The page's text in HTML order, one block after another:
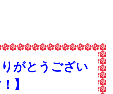
りがとうござい
】